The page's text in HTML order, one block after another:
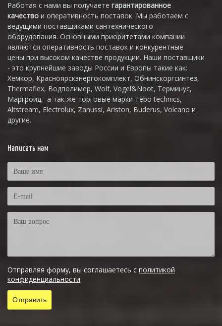
Работая с нами вы получаете гарантированное
качество и оперативность поставок. Мы работаем с
ведущими поставщиками сантехнического
оборудования. Основными приоритетами компании
являются оперативность поставок и конкурентные
цены при высоком качестве продукции. Наши поставщики
- это крупнейшие заводы России и Европы такие как:
Хемкор, Красноярскэнергокомплект, Обнинскоргсинтез,
Thermaflex, Водполимер, Wolf, Vogel&Noot, Терминус,
Маргроид, а так же торговые марки Tebo technics,
Altstream, Electrolux, Zanussi, Ariston, Buderus, Volcano и
другие.
Написать нам
Отправляя форму, вы соглашаетесь с политикой
конфиденциальности